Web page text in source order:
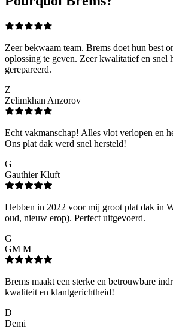
Zeer bekwaam team. Brems doet hun best
oplossing te geven. Zeer kwalitatief en snel
gerepareerd.
Z
Zelimkhan Anzorov
Echt vakmanschap! Alles vlot verlopen en
Ons plat dak werd snel hersteld!
G
Gauthier Kluft
Hebben in 2022 voor mij groot plat dak in
oud, nieuw erop). Perfect uitgevoerd.
G
GM M
Brems maakt een sterke en betrouwbare
kwaliteit en klantgerichtheid!
D
Demi